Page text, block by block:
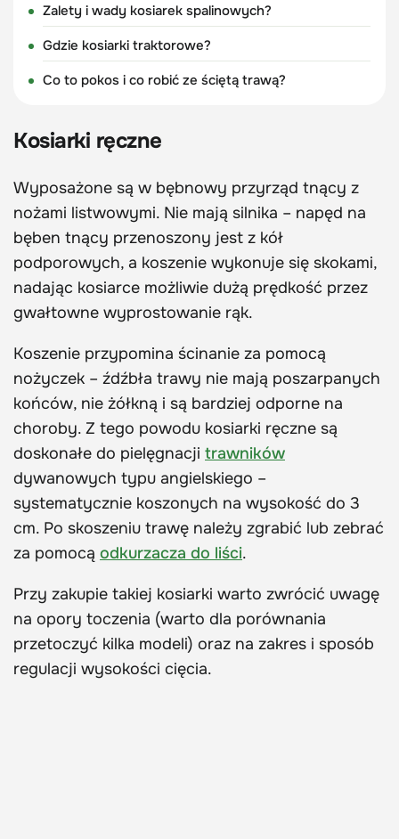
Zalety i wady kosiarek spalinowych?
Gdzie kosiarki traktorowe?
Co to pokos i co robić ze ściętą trawą?
Kosiarki ręczne
Wyposażone są w bębnowy przyrząd tnący z
nożami listwowymi. Nie mają silnika – napęd na
bęben tnący przenoszony jest z kół
podporowych, a koszenie wykonuje się skokami,
nadając kosiarce możliwie dużą prędkość przez
gwałtowne wyprostowanie rąk.
Koszenie przypomina ścinanie za pomocą
nożyczek – źdźbła trawy nie mają poszarpanych
końców, nie żółkną i są bardziej odporne na
choroby. Z tego powodu kosiarki ręczne są
doskonałe do pielęgnacji trawników
dywanowych typu angielskiego –
systematycznie koszonych na wysokość do 3
cm. Po skoszeniu trawę należy zgrabić lub zebrać
za pomocą odkurzacza do liści.
Przy zakupie takiej kosiarki warto zwrócić uwagę
na opory toczenia (warto dla porównania
przetoczyć kilka modeli) oraz na zakres i sposób
regulacji wysokości cięcia.